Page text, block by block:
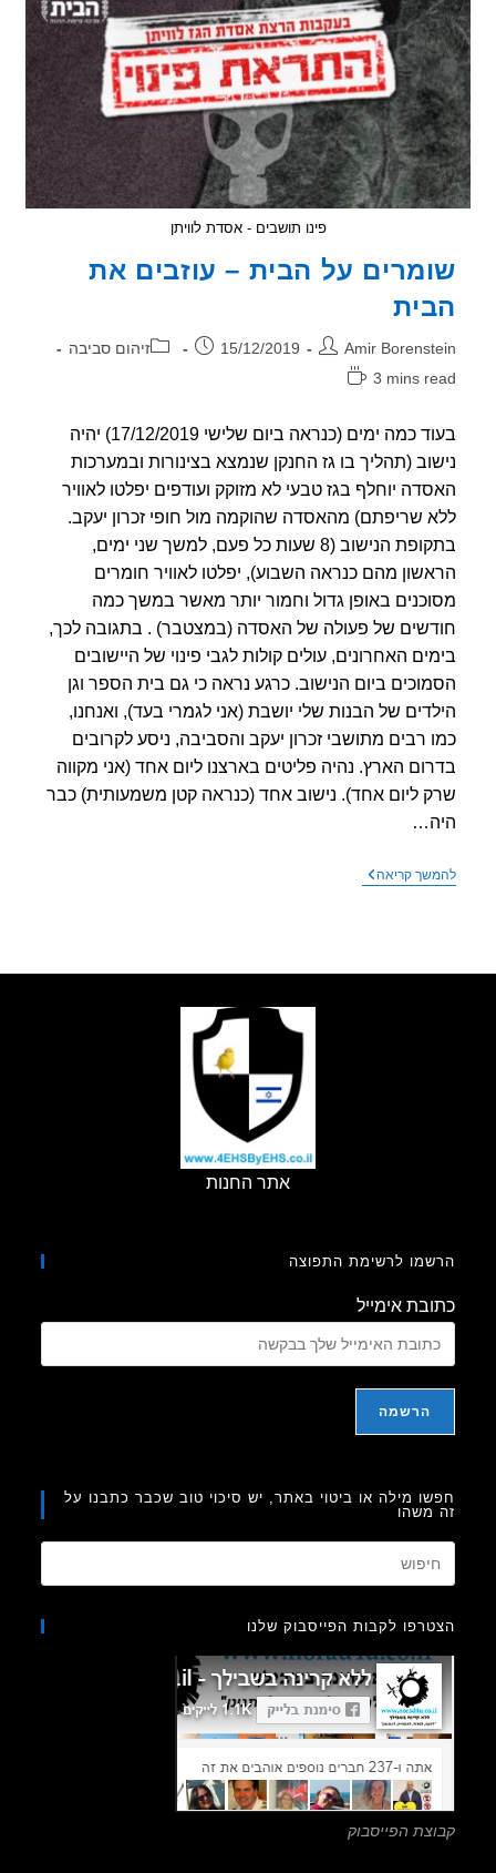
קרינה
באוזניות
אלחוטיות
פינו תושבים - אסדת לוויתן
על הבית – עוזבים את
Amir פורסם:
15/12/2019 קטגוריה:זיהום סביבה
3 mins
בעוד כמה ימים (כנראה ביום שלישי 17/12/2019) יהיה
(תהליך בו גז החנקן שנמצא בצינורות ובמערכות
יוחלף בגז טבעי לא מזוקק ועודפים יפלטו לאוויר
שריפתם) מהאסדה שהוקמה מול חופי זכרון יעקב.
בתקופת הנישוב (8 שעות כל פעם, למשך שני ימים,
מהם כנראה השבוע), יפלטו לאוויר חומרים
באופן גדול וחמור יותר מאשר במשך כמה
של פעולה של האסדה (במצטבר) . בתגובה לכך,
האחרונים, עולים קולות לגבי פינוי של היישובים
ביום הנישוב. כרגע נראה כי גם בית הספר וגן
של הבנות שלי יושבת (אני לגמרי בעד), ואנחנו,
רבים מתושבי זכרון יעקב והסביבה, ניסע לקרובים
הארץ. נהיה פליטים בארצנו ליום אחד (אני מקווה
ליום אחד). נישוב אחד (כנראה קטן משמעותית) כבר
קריאהשומרים
אתר החנות
לרשימת התפוצה
אימייל
מילה או ביטוי באתר, יש סיכוי טוב שכבר כתבנו על
Escape
לקבות הפייסבוק שלנו
הפייסבוק